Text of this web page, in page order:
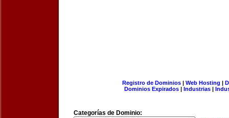
Registro de Dominios| Web Hosting |
Dominios Expirados | Industrias |
Categorías de Dominio: